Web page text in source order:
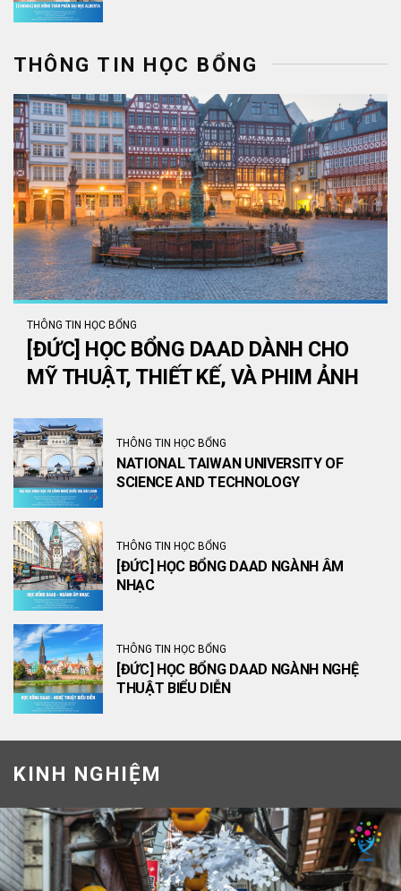
THÔNG TIN HỌC BỔNG
THÔNG TIN HỌC BỔNG
[ĐỨC] HỌC BỔNG DAAD DÀNH CHO
MỸ THUẬT, THIẾT KẾ, VÀ PHIM ẢNH
THÔNG TIN HỌC BỔNG
NATIONAL TAIWAN UNIVERSITY OF
SCIENCE AND TECHNOLOGY
THÔNG TIN HỌC BỔNG
[ĐỨC] HỌC BỔNG DAAD NGÀNH ÂM
NHẠC
THÔNG TIN HỌC BỔNG
[ĐỨC] HỌC BỔNG DAAD NGÀNH NGHỆ
THUẬT BIỂU DIỄN
KINH NGHIỆM